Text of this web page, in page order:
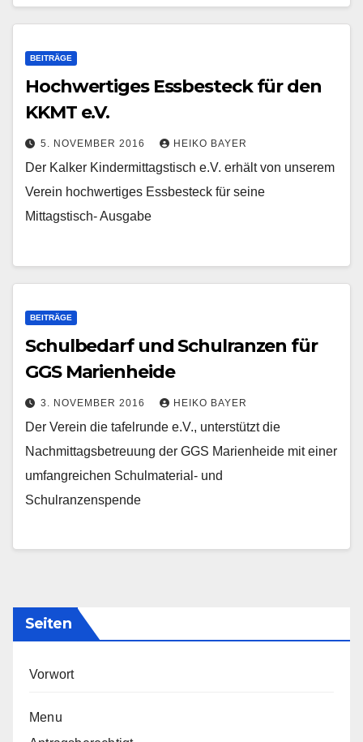
BEITRÄGE
Hochwertiges Essbesteck für den
KKMT e.V.
5. NOVEMBER 2016 HEIKO BAYER
Der Kalker Kindermittagstisch e.V. erhält von unserem
Verein hochwertiges Essbesteck für seine
Mittagstisch- Ausgabe
BEITRÄGE
Schulbedarf und Schulranzen für
GGS Marienheide
3. NOVEMBER 2016 HEIKO BAYER
Der Verein die tafelrunde e.V., unterstützt die
Nachmittagsbetreuung der GGS Marienheide mit einer
umfangreichen Schulmaterial- und
Schulranzenspende
Seiten
Vorwort
Menu